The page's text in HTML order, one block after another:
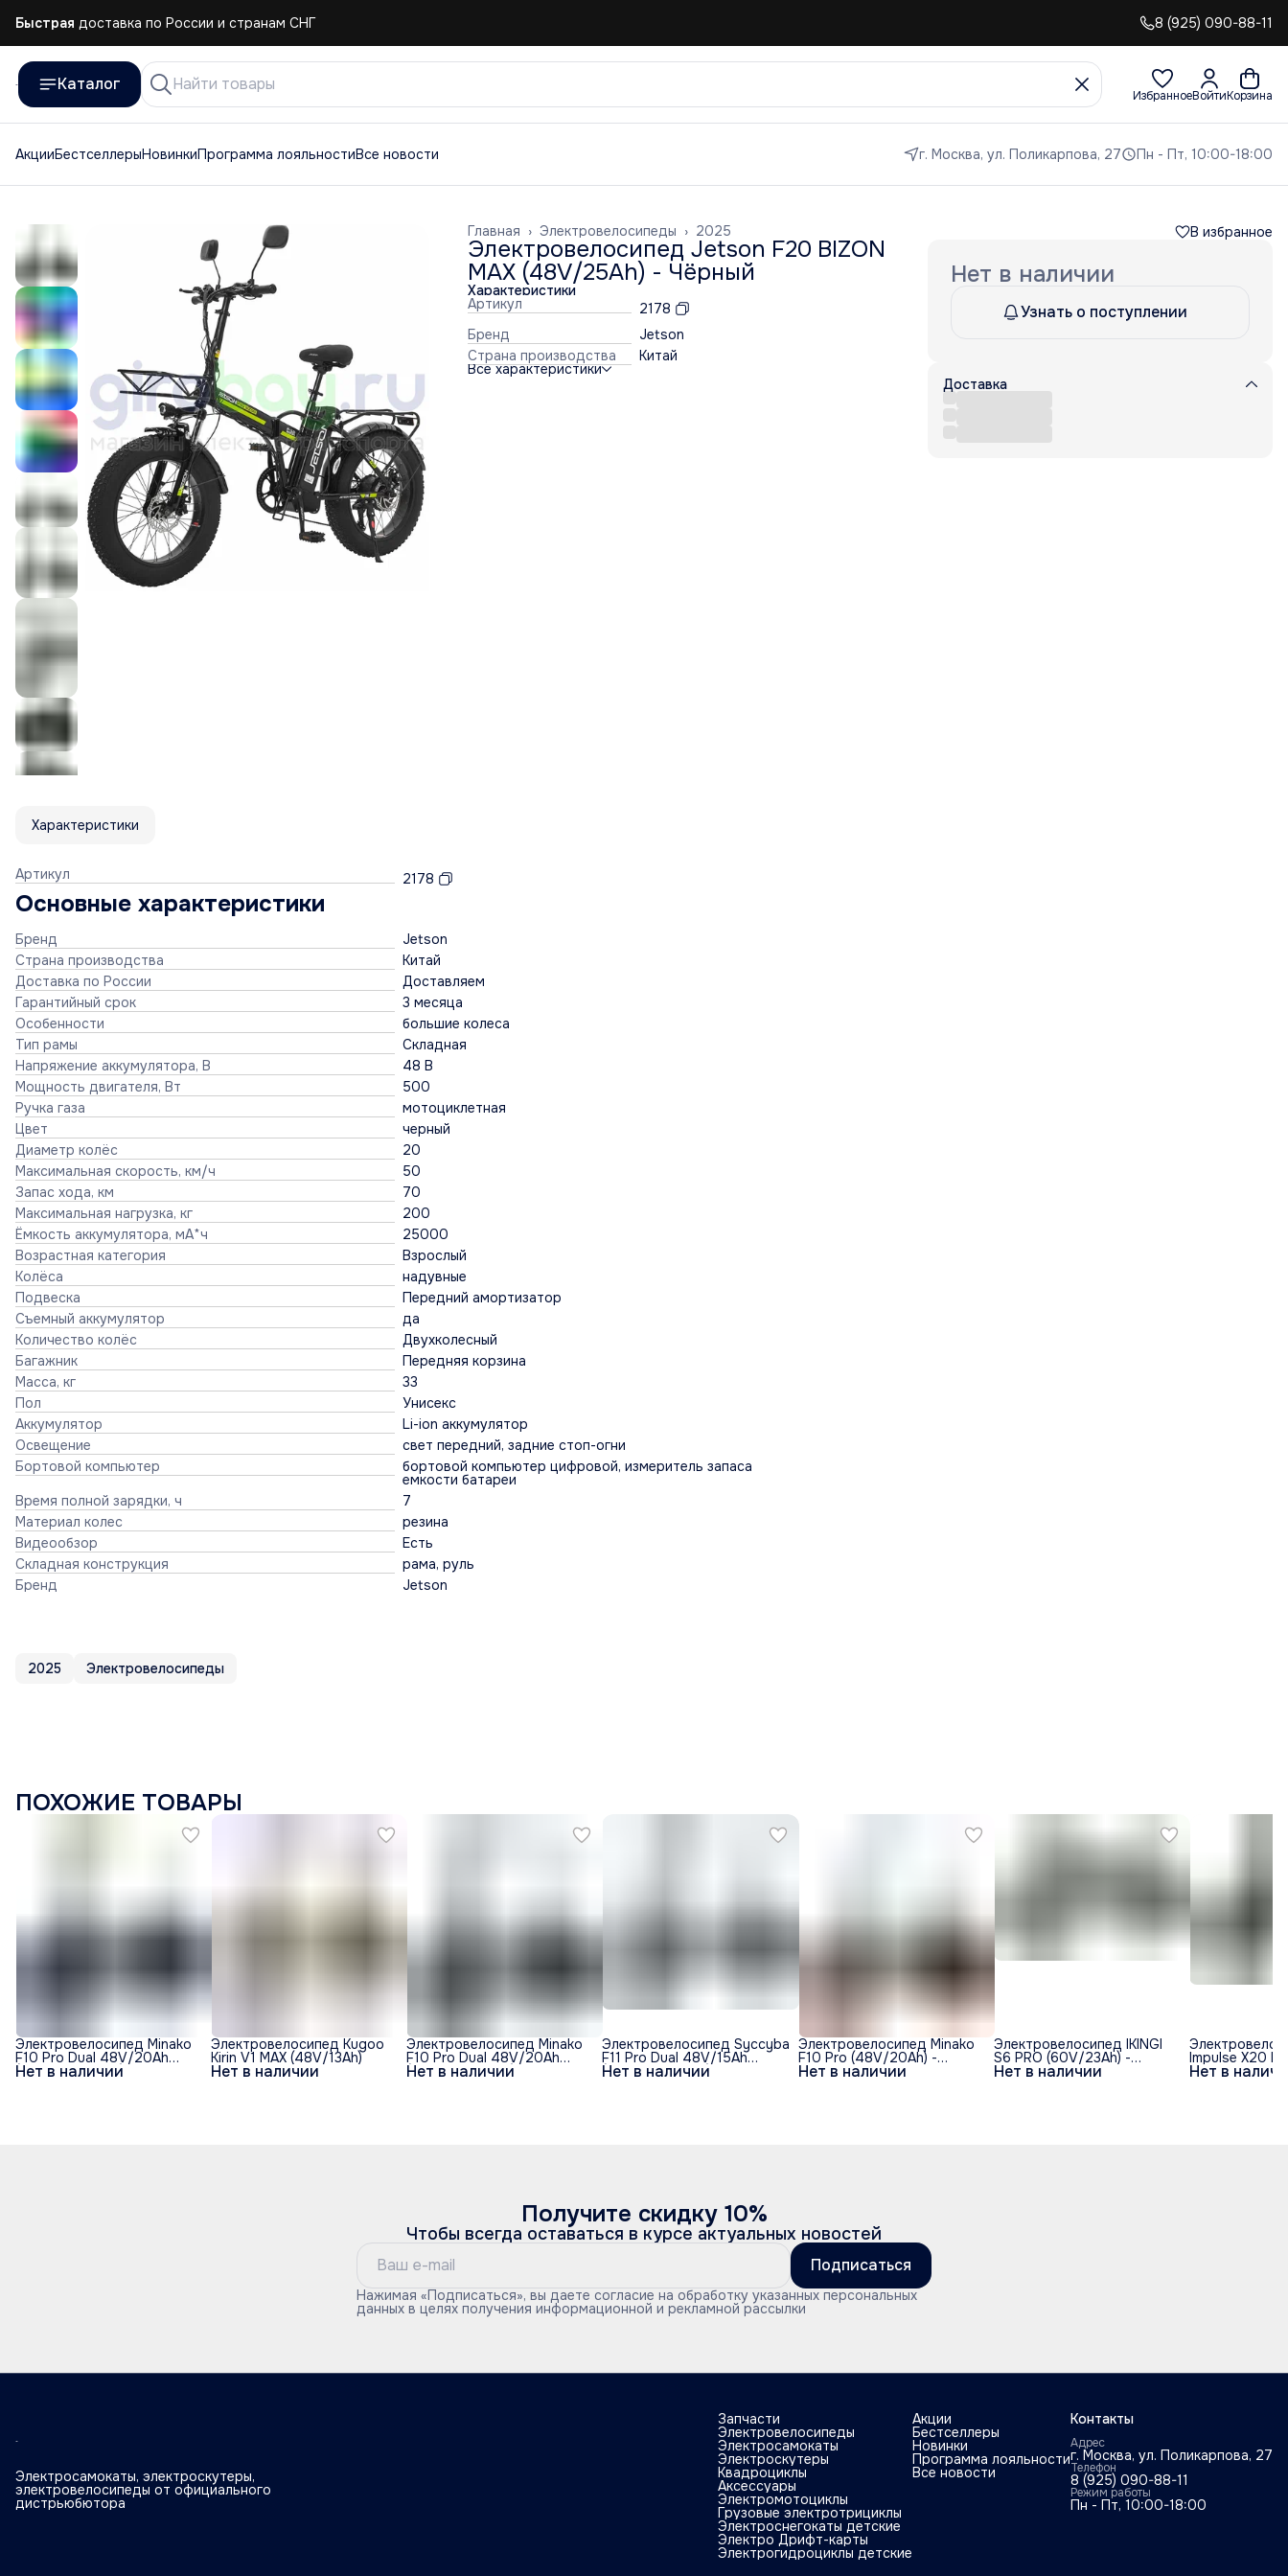
Быстрая доставка по России и странам СНГ
Быстрая доставка по России и странам СНГ
8 (925) 090-88-11
Каталог
ИзбранноеВойтиКорзина
АкцииБестселлерыНовинкиПрограмма лояльностиВсе новости г. Москва, ул. Поликарпова, 27 Пн - Пт, 10:00-18:00
2025
Электровелосипеды ›
Главная ›
Электровелосипед Jetson F20 BIZON
MAX (48V/25Ah) - Чёрный
Характеристики
Артикул
2178
Бренд
Jetson
Страна производства
Китай
Все характеристики
В избранное
Нет в наличии
Узнать о поступлении
Доставка
Характеристики
Артикул 2178
Основные характеристики
Бренд
Jetson
Страна производства
Китай
Доставка по России
Доставляем
Гарантийный срок
3 месяца
Особенности
большие колеса
Тип рамы
Складная
Напряжение аккумулятора, В
48 В
Мощность двигателя, Вт
500
Ручка газа
мотоциклетная
Цвет
черный
Диаметр колёс
20
Максимальная скорость, км/ч
50
Запас хода, км
70
Максимальная нагрузка, кг
200
Ёмкость аккумулятора, мА*ч
25000
Возрастная категория
Взрослый
Колёса
надувные
Подвеска
Передний амортизатор
Съемный аккумулятор
да
Количество колёс
Двухколесный
Багажник
Передняя корзина
Масса, кг
33
Пол
Унисекс
Аккумулятор
Li-ion аккумулятор
Освещение
свет передний, задние стоп-огни
Бортовой компьютер
бортовой компьютер цифровой, измеритель запаса
емкости батареи
Время полной зарядки, ч
7
Материал колес
резина
Видеообзор
Есть
Складная конструкция
рама, руль
Бренд
Jetson
2025 Электровелосипеды
ПОХОЖИЕ ТОВАРЫ
Нет в наличии
Электровелосипед Minako
F10 Pro Dual 48V/20Ah
(полный привод) - Синий Нет в наличии
Электровелосипед Kugoo
Kirin V1 MAX (48V/13Ah)
Нет в наличии
Электровелосипед Minako
F10 Pro Dual 48V/20Ah
(полный привод) - Черный Нет в наличии
Электровелосипед Syccyba
F11 Pro Dual 48V/15Ah
(полный привод) - Серый Нет в наличии
Электровелосипед Minako
F10 Pro (48V/20Ah) -
Желтый обод Нет в наличии
Электровелосипед IKINGI
S6 PRO (60V/23Ah) -
Черный Нет в
Impulse X20
- Спицы
Получите скидку 10%
Чтобы всегда оставаться в курсе актуальных новостей
Подписаться
Нажимая «Подписаться», вы даете согласие на обработку указанных персональных
данных в целях получения информационной и рекламной рассылки
Электросамокаты, электроскутеры,
электровелосипеды от официального
дистрьюбютора
Запчасти
Электровелосипеды
Электросамокаты
Электроскутеры
Квадроциклы
Аксессуары
Электромотоциклы
Грузовые электротрициклы
Электроснегокаты детские
Электро Дрифт-карты
Электрогидроциклы детские
Акции
Бестселлеры
Новинки
Программа лояльности
Все новости
Контакты
Адрес
г. Москва, ул. Поликарпова, 27
Телефон
8 (925) 090-88-11
Режим работы
Пн - Пт, 10:00-18:00